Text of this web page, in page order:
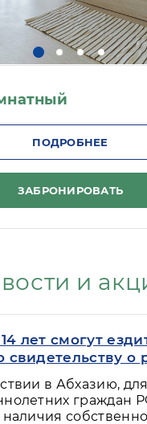
ПОДРОБНЕЕ
ЗАБРОНИРОВАТЬ
и
лет смогут
свидетельству о
в Абхазию, для
граждан